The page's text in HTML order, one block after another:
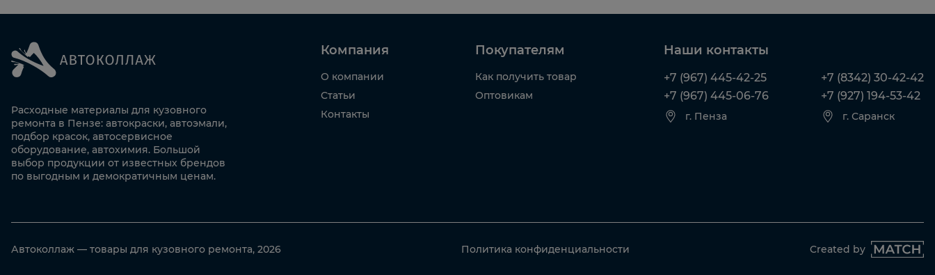
Расходные материалы для кузовного
ремонта в Пензе: автокраски, автоэмали,
подбор красок, автосервисное
оборудование, автохимия. Большой
выбор продукции от известных брендов
по выгодным и демократичным ценам.
Компания
О компании
Статьи
Контакты
Покупателям
Как получить товар
Оптовикам
Наши контакты
+7 (967) 445-42-25
+7 (967) 445-06-76
г. Пенза
+7 (8342) 30-42-42
+7 (927) 194-53-42
г. Саранск
Автоколлаж — товары для кузовного ремонта, 2026 Политика конфиденциальности Created by